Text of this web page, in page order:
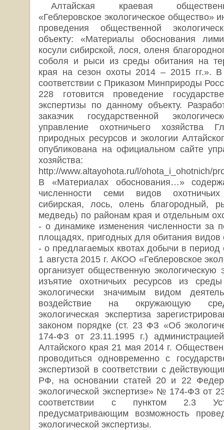
Алтайская краевая
«Геблеровское экологическое общество»
проведения общественной
объекту: «Материалы обоснования
косули сибирской, лося, оленя
соболя и рыси из среды обитания на
края на сезон охоты 2014 – 2015 гг.».
соответствии с Приказом Минприроды
228 готовится проведение
экспертизы по данному объекту.
заказчик государственной
управление охотничьего хозяйства
природных ресурсов и экологии
опубликована на официальном сайте
хозяйства:
http://www.altayohota.ru/l/ohota_i_ohotnich/
В «Материалах обоснования…»
численности семи видов
сибирская, лось, олень благородный,
медведь) по районам края и отдельным
- о динамике изменения численности за
площадях, пригодных для обитания видов
- о предлагаемых квотах добычи в период
1 августа 2015 г. АКОО «Геблеровское
организует общественную экологическую
изъятие охотничьих ресурсов из
экологически значимым видом
воздействие на окружающую
экологическая экспертиза
законом порядке (ст. 23 ФЗ «Об
174-ФЗ от 23.11.1995 г.)
Алтайского края 21 мая 2014 г.
проводиться одновременно с
экспертизой в соответствии с
РФ, на основании статей 20 и 22
экологической экспертизе» № 174-ФЗ от
соответствии с пунктом 2.3
предусматривающим возможность
экологической экспертизы.